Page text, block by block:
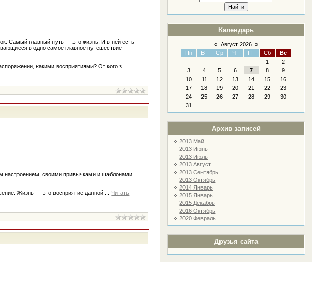
Календарь
« Август 2026 »
Пн
Вт Ср Чт Пт Сб
Вс
1
2
3
4 5 6 7 8
9
10
11 12 13 14 15
16
17
18 19 20 21 22
23
24
25 26 27 28 29
30
31
Архив записей
2013 Май
2013 Июнь
2013 Июль
2013 Август
2013 Сентябрь
2013 Октябрь
2014 Январь
2015 Январь
2015 Декабрь
2016 Октябрь
2020 Февраль
Друзья сайта
Самый главный путь — это жизнь. И в ней есть
в одно самое главное путешествие —
какими восприятиями? От кого з
настроением, своими привычками и шаблонами
Жизнь — это восприятие данной
Читать